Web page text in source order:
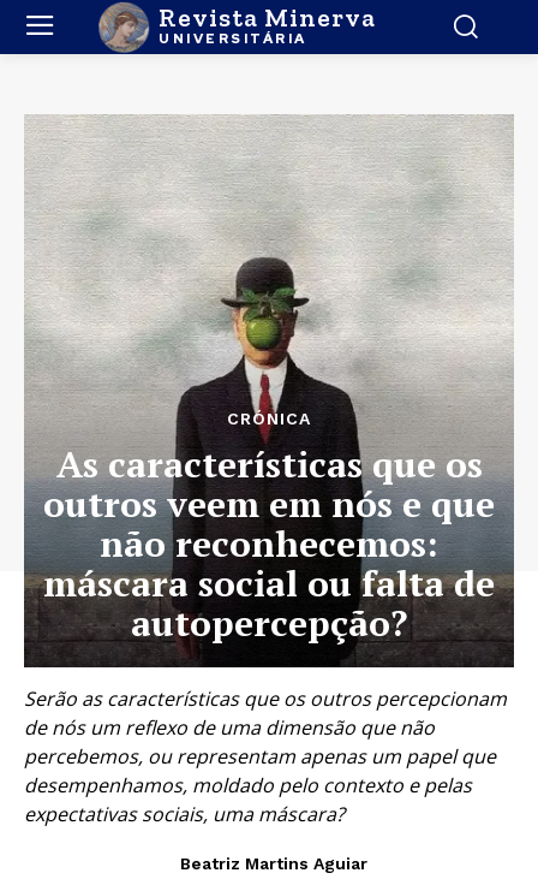
Revista Minerva
UNIVERSITÁRIA
CRÓNICA
As características que os
outros veem em nós e que
não reconhecemos:
máscara social ou falta de
autopercepção?
Serão as características que os outros percepcionam
de nós um reflexo de uma dimensão que não
percebemos, ou representam apenas um papel que
desempenhamos, moldado pelo contexto e pelas
expectativas sociais, uma máscara?
Beatriz Martins Aguiar